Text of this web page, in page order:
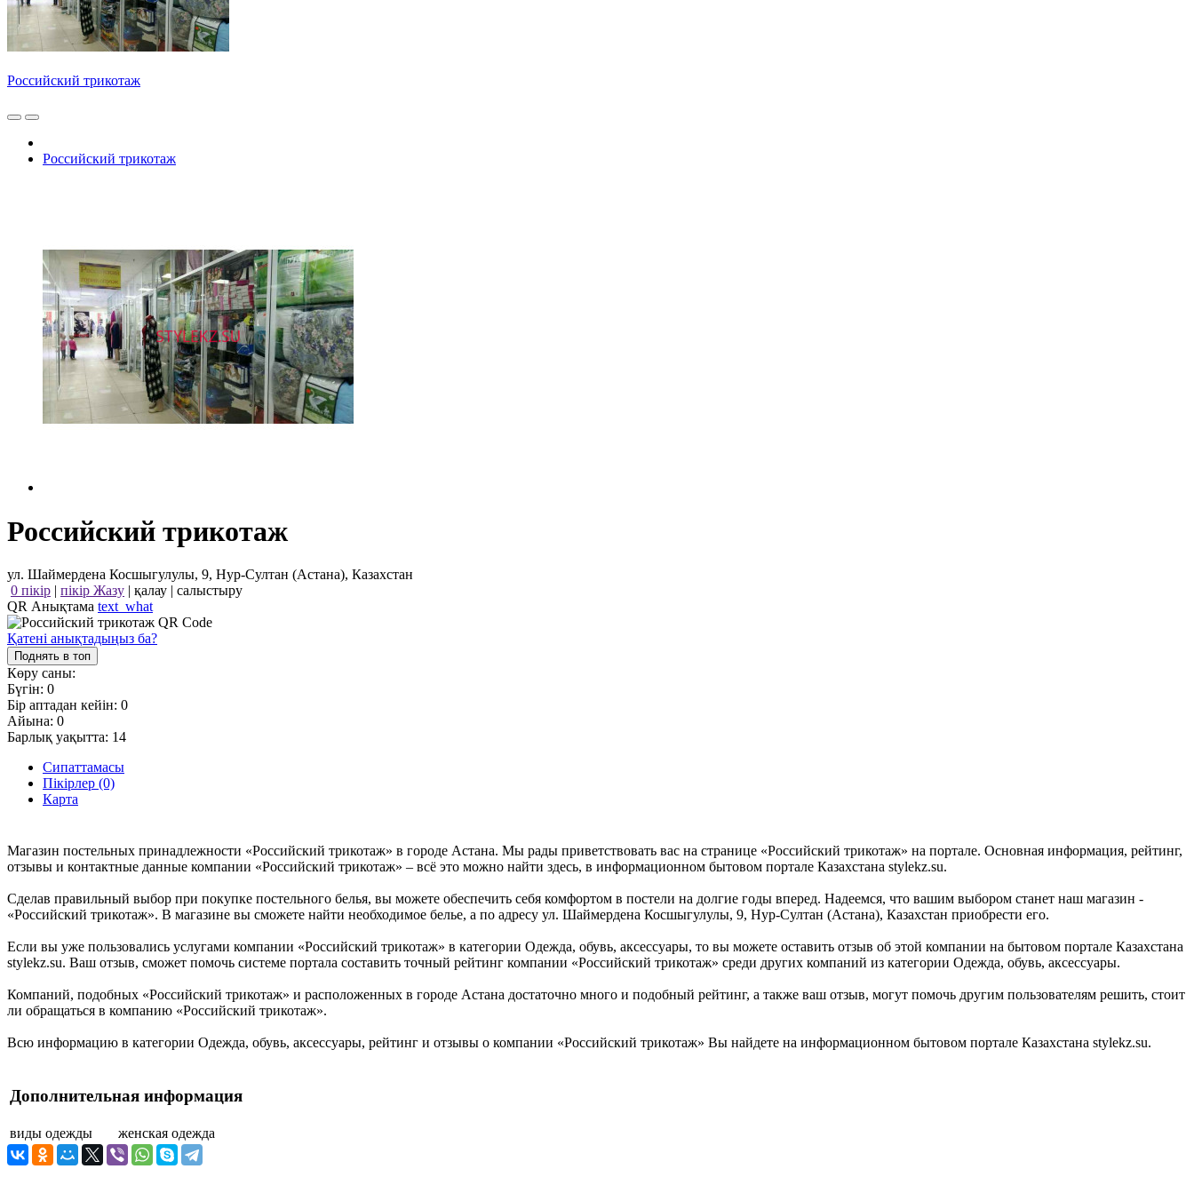
Российский трикотаж
Российский трикотаж
Российский трикотаж
ул. Шаймердена Косшыгулулы, 9, Нур-Султан (Астана), Казахстан
0 пікір | пікір Жазу | қалау | салыстыру
QR Анықтама text_what
Қатені анықтадыңыз ба?
Поднять в топ
Көру саны:
Бүгін: 0
Бір аптадан кейін: 0
Айына: 0
Барлық уақытта: 14
Сипаттамасы
Пікірлер (0)
Карта
Магазин постельных принадлежности «Российский трикотаж» в городе Астана. Мы рады приветствовать вас на странице «Российский трикотаж» на портале. Основная информация, рейтинг,
отзывы и контактные данные компании «Российский трикотаж» – всё это можно найти здесь, в информационном бытовом портале Казахстана stylekz.su.
Сделав правильный выбор при покупке постельного белья, вы можете обеспечить себя комфортом в постели на долгие годы вперед. Надеемся, что вашим выбором станет наш магазин -
«Российский трикотаж». В магазине вы сможете найти необходимое белье, а по адресу ул. Шаймердена Косшыгулулы, 9, Нур-Султан (Астана), Казахстан приобрести его.
Если вы уже пользовались услугами компании «Российский трикотаж» в категории Одежда, обувь, аксессуары, то вы можете оставить отзыв об этой компании на бытовом портале Казахстана
stylekz.su. Ваш отзыв, сможет помочь системе портала составить точный рейтинг компании «Российский трикотаж» среди других компаний из категории Одежда, обувь, аксессуары.
Компаний, подобных «Российский трикотаж» и расположенных в городе Астана достаточно много и подобный рейтинг, а также ваш отзыв, могут помочь другим пользователям решить, стоит
ли обращаться в компанию «Российский трикотаж».
Всю информацию в категории Одежда, обувь, аксессуары, рейтинг и отзывы о компании «Российский трикотаж» Вы найдете на информационном бытовом портале Казахстана stylekz.su.
Дополнительная информация
виды одежды женская одежда